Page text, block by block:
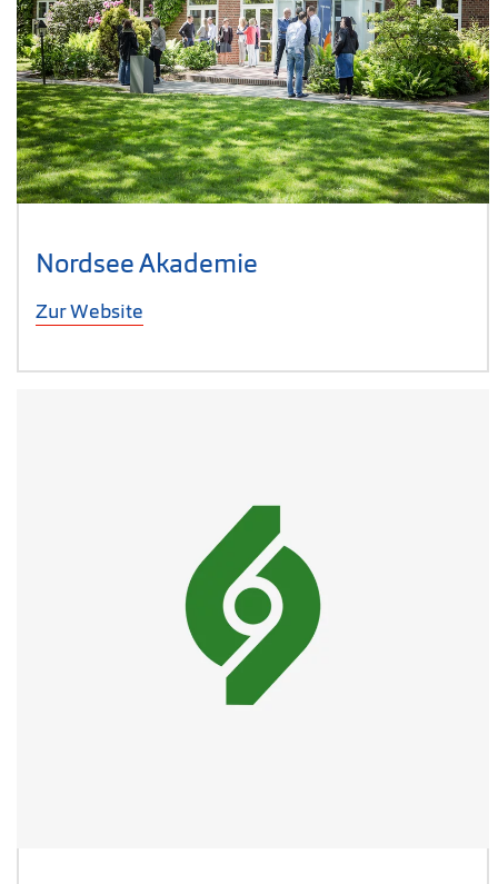
Nordsee Akademie
Zur Website